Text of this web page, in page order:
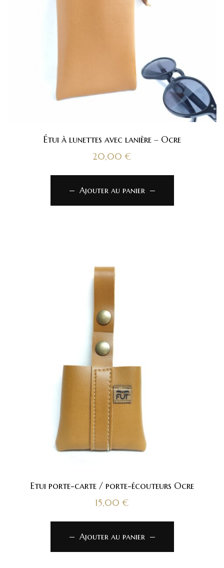
Étui à lunettes avec lanière – Ocre
20,00 €
Ajouter au panier
Etui porte-carte / porte-écouteurs Ocre
15,00 €
Ajouter au panier